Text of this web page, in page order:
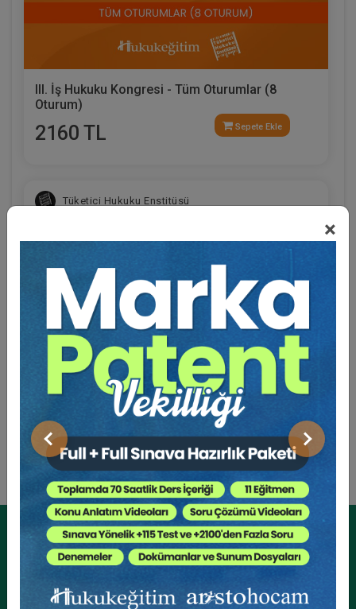
×
Önceki Sonraki
III. İş Hukuku Kongresi - Tüm Oturumlar (8
Oturum)
2160 TL Sepete Ekle
Tüketici Hukuku Enstitüsü
İşçilik Alacakları ve Tazminatları - 1 - III. İş
Hukuku Kongresi - VII. Oturum
360 TL Sepete Ekle
Tüketici Hukuku Enstitüsü
Eğitmen Hakkında
Sosyal Medya
Kurumsal Üyelikler İçin
Kurumsal Teklif Alın